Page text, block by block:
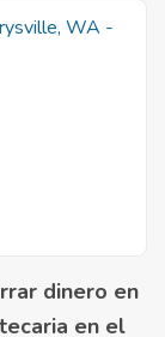
dinero en
en el